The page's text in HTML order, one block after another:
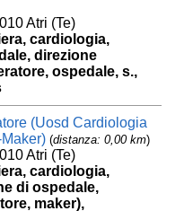
Atri (Te)
cardiologia,
direzione
ospedale, s.,
(Uosd Cardiologia
(distanza: 0,00 km)
Atri (Te)
cardiologia,
di ospedale,
maker),